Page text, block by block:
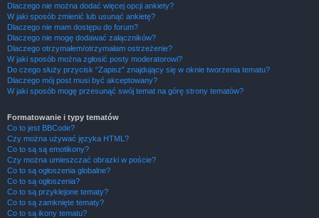
Dlaczego nie można dodać więcej opcji ankiety?
W jaki sposób zmienić lub usunąć ankietę?
Dlaczego nie mam dostępu do forum?
Dlaczego nie mogę dodawać załączników?
Dlaczego otrzymałem/otrzymałam ostrzeżenie?
W jaki sposób można zgłosić posty moderatorowi?
Do czego służy przycisk “Zapisz” znajdujący się w oknie tworzenia tematu?
Dlaczego mój post musi być akceptowany?
W jaki sposób mogę przesunąć swój temat na górę strony tematów?
Formatowanie i typy tematów
Co to jest BBCode?
Czy można używać języka HTML?
Co to są są emotikony?
Czy można umieszczać obrazki w poście?
Co to są ogłoszenia globalne?
Co to są ogłoszenia?
Co to są przyklejone tematy?
Co to są zamknięte tematy?
Co to są ikony tematu?